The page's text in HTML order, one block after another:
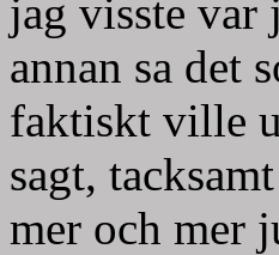
jag visste var
annan sa det
faktiskt ville
sagt,
mer och mer